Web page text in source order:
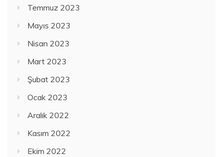
Temmuz 2023
Mayıs 2023
Nisan 2023
Mart 2023
Şubat 2023
Ocak 2023
Aralık 2022
Kasım 2022
Ekim 2022